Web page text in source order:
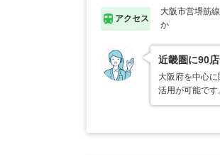
アクセス
大阪市営堺筋
か
近畿圏に90
大阪府を中心
活用が可能で